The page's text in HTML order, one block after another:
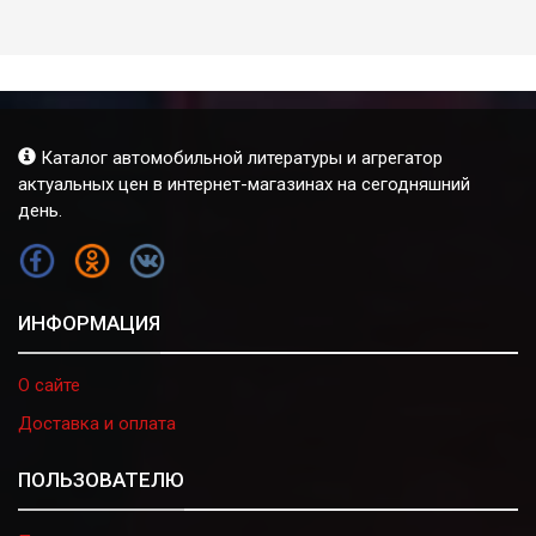
Каталог автомобильной литературы и агрегатор
актуальных цен в интернет-магазинах на сегодняшний
день.
FB OK VK
ИНФОРМАЦИЯ
О сайте
Доставка и оплата
ПОЛЬЗОВАТЕЛЮ